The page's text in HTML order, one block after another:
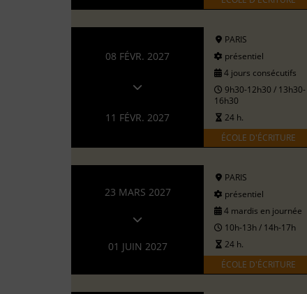
08 FÉVR. 2027
11 FÉVR. 2027
PARIS
présentiel
4 jours consécutifs
9h30-12h30 / 13h30-
16h30
24 h.
ÉCOLE D'ÉCRITURE
23 MARS 2027
01 JUIN 2027
PARIS
présentiel
4 mardis en journée
10h-13h / 14h-17h
24 h.
ÉCOLE D'ÉCRITURE